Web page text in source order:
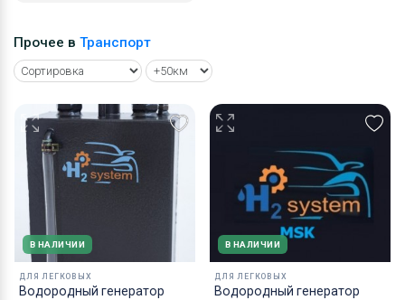
Прочее в Транспорт
В НАЛИЧИИ
ДЛЯ ЛЕГКОВЫХ
Водородный генератор
В НАЛИЧИИ
ДЛЯ ЛЕГКОВЫХ
Водородный генератор